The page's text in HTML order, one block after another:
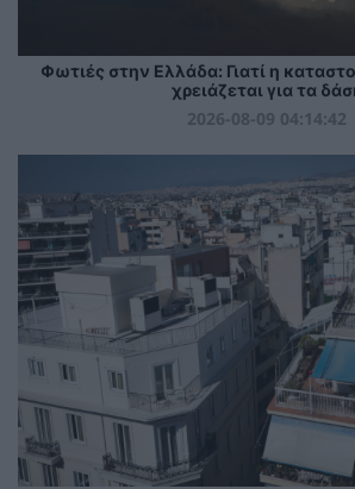
Φωτιές στην Ελλάδα: Γιατί η
χρειάζεται για τα
2026-08-09 04:14:42